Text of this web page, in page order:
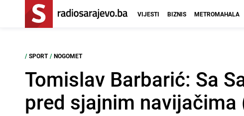
VIJESTI BIZNIS METROMAHALA
/ SPORT / NOGOMET
Tomislav Barbarić: Sa
pred sjajnim navijačima